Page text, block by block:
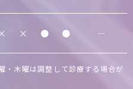
× ● ● ―
・木曜は調整して診療する場合が